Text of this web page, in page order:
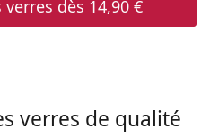
verres dès 14,90 €
verres de qualité